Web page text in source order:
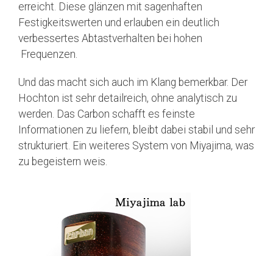
erreicht. Diese glänzen mit sagenhaften
Festigkeitswerten und erlauben ein deutlich
verbessertes Abtastverhalten bei hohen
Frequenzen.
Und das macht sich auch im Klang bemerkbar. Der
Hochton ist sehr detailreich, ohne analytisch zu
werden. Das Carbon schafft es feinste
Informationen zu liefern, bleibt dabei stabil und sehr
strukturiert. Ein weiteres System von Miyajima, was
zu begeistern weis.